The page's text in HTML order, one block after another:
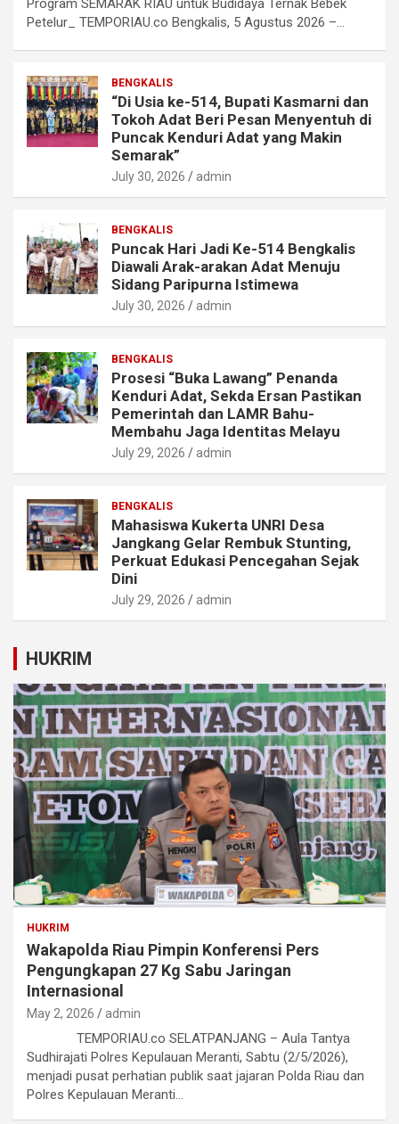
Program SEMARAK RIAU untuk Budidaya Ternak Bebek
Petelur_ TEMPORIAU.co Bengkalis, 5 Agustus 2026 –…
BENGKALIS
“Di Usia ke-514, Bupati Kasmarni dan
Tokoh Adat Beri Pesan Menyentuh di
Puncak Kenduri Adat yang Makin
Semarak”
July 30, 2026 admin
BENGKALIS
Puncak Hari Jadi Ke-514 Bengkalis
Diawali Arak-arakan Adat Menuju
Sidang Paripurna Istimewa
July 30, 2026 admin
BENGKALIS
Prosesi “Buka Lawang” Penanda
Kenduri Adat, Sekda Ersan Pastikan
Pemerintah dan LAMR Bahu-
Membahu Jaga Identitas Melayu
July 29, 2026 admin
BENGKALIS
Mahasiswa Kukerta UNRI Desa
Jangkang Gelar Rembuk Stunting,
Perkuat Edukasi Pencegahan Sejak
Dini
July 29, 2026 admin
HUKRIM
HUKRIM
Wakapolda Riau Pimpin Konferensi Pers
Pengungkapan 27 Kg Sabu Jaringan
Internasional
May 2, 2026 admin
TEMPORIAU.co SELATPANJANG – Aula Tantya
Sudhirajati Polres Kepulauan Meranti, Sabtu (2/5/2026),
menjadi pusat perhatian publik saat jajaran Polda Riau dan
Polres Kepulauan Meranti…